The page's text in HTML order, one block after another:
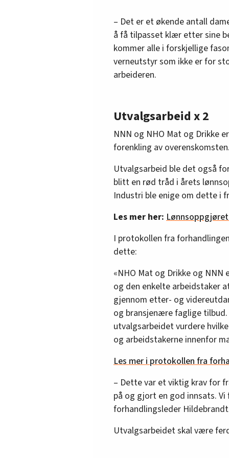
– Det er et økende antall
å få tilpasset klær etter sine
kommer alle i forskjellige
verneutstyr som ikke er for
arbeideren.
Utvalgsarbeid x 2
NNN og NHO Mat og Drikke
forenkling av overenskomsten.
Utvalgsarbeid ble det også
blitt en rød tråd i årets
Industri ble enige om dette i
Les mer her:
I protokollen fra
dette:
«NHO Mat og Drikke og
og den enkelte arbeidstaker
gjennom etter- og
og bransjenære faglige
utvalgsarbeidet vurdere
og arbeidstakerne innenfor
Les mer i protokollen fra
– Dette var et viktig krav for
på og gjort en god innsats.
forhandlingsleder
Utvalgsarbeidet skal være